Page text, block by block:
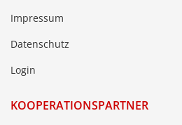
Impressum
Datenschutz
Login
KOOPERATIONSPARTNER